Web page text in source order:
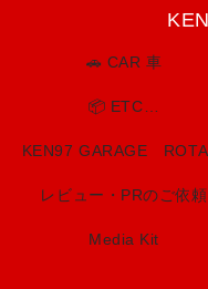
🚗 CAR 車
📦 ETC…
レビュー・PRのご依頼
Media Kit